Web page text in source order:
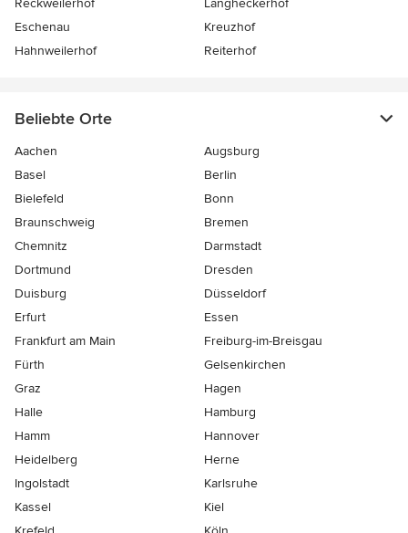
Eschenau
Kreuzhof
Hahnweilerhof
Reiterhof
Beliebte Orte
Aachen
Augsburg
Basel
Berlin
Bielefeld
Bonn
Braunschweig
Bremen
Chemnitz
Darmstadt
Dortmund
Dresden
Duisburg
Düsseldorf
Erfurt
Essen
Frankfurt am Main
Freiburg-im-Breisgau
Fürth
Gelsenkirchen
Graz
Hagen
Halle
Hamburg
Hamm
Hannover
Heidelberg
Herne
Ingolstadt
Karlsruhe
Kassel
Kiel